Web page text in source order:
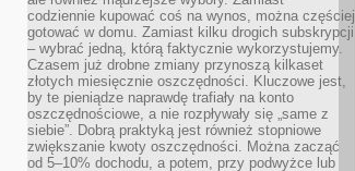
codziennie kupować coś na wynos, można częściej
gotować w domu. Zamiast kilku drogich subskrypcji
– wybrać jedną, którą faktycznie wykorzystujemy.
Czasem już drobne zmiany przynoszą kilkaset
złotych miesięcznie oszczędności. Kluczowe jest,
by te pieniądze naprawdę trafiały na konto
oszczędnościowe, a nie rozpływały się „same z
siebie”. Dobrą praktyką jest również stopniowe
zwiększanie kwoty oszczędności. Można zacząć
od 5–10% dochodu, a potem, przy podwyżce lub